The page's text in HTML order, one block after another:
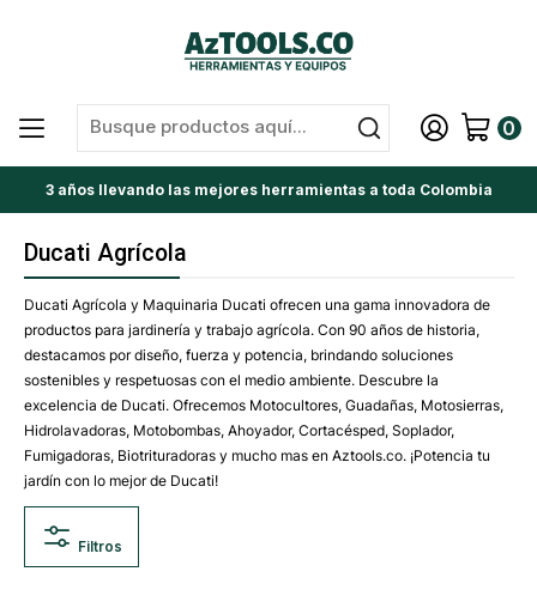
0
3 años llevando las mejores herramientas a toda Colombia
Ducati Agrícola
Ducati Agrícola y Maquinaria Ducati ofrecen una gama innovadora de
productos para jardinería y trabajo agrícola. Con 90 años de historia,
destacamos por diseño, fuerza y potencia, brindando soluciones
sostenibles y respetuosas con el medio ambiente. Descubre la
excelencia de Ducati. Ofrecemos Motocultores, Guadañas, Motosierras,
Hidrolavadoras, Motobombas, Ahoyador, Cortacésped, Soplador,
Fumigadoras, Biotrituradoras y mucho mas en Aztools.co. ¡Potencia tu
jardín con lo mejor de Ducati!
Filtros